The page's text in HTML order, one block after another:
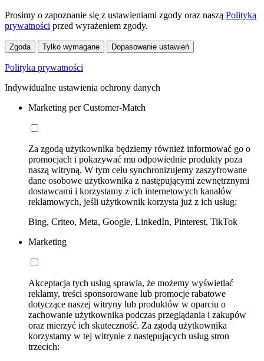
Prosimy o zapoznanie się z ustawieniami zgody oraz naszą Polityką
prywatności przed wyrażeniem zgody.
Zgoda Tylko wymagane Dopasowanie ustawień
Polityka prywatności
Indywidualne ustawienia ochrony danych
Marketing per Customer-Match
Za zgodą użytkownika będziemy również informować go o
promocjach i pokazywać mu odpowiednie produkty poza
naszą witryną. W tym celu synchronizujemy zaszyfrowane
dane osobowe użytkownika z następującymi zewnętrznymi
dostawcami i korzystamy z ich internetowych kanałów
reklamowych, jeśli użytkownik korzysta już z ich usług:
Bing, Criteo, Meta, Google, LinkedIn, Pinterest, TikTok
Marketing
Akceptacja tych usług sprawia, że możemy wyświetlać
reklamy, treści sponsorowane lub promocje rabatowe
dotyczące naszej witryny lub produktów w oparciu o
zachowanie użytkownika podczas przeglądania i zakupów
oraz mierzyć ich skuteczność. Za zgodą użytkownika
korzystamy w tej witrynie z następujących usług stron
trzecich: